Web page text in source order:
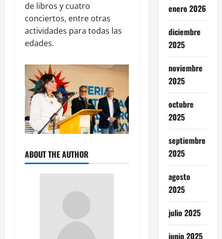
de libros y cuatro
conciertos, entre otras
actividades para todas las
edades.
ABOUT THE AUTHOR
enero 2026
diciembre
2025
noviembre
2025
octubre
2025
septiembre
2025
agosto
2025
julio 2025
junio 2025